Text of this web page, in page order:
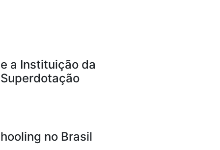
a Instituição da
no Brasil